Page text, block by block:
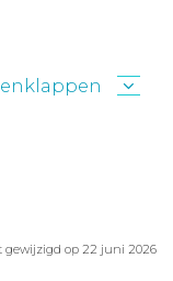
gewijzigd op 22 juni 2026